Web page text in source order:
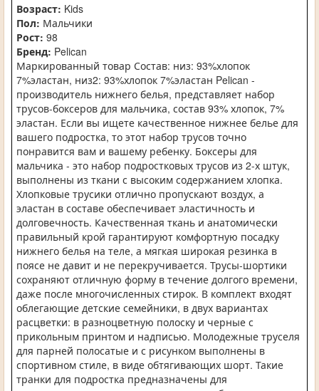
Возраст: Kids
Пол: Мальчики
Рост: 98
Бренд: Pelican
Маркированный товар Состав: низ: 93%хлопок
7%эластан, низ2: 93%хлопок 7%эластан Pelican -
производитель нижнего белья, представляет набор
трусов-боксеров для мальчика, состав 93% хлопок, 7%
эластан. Если вы ищете качественное нижнее белье для
вашего подростка, то этот набор трусов точно
понравится вам и вашему ребенку. Боксеры для
мальчика - это набор подростковых трусов из 2-х штук,
выполнены из ткани с высоким содержанием хлопка.
Хлопковые трусики отлично пропускают воздух, а
эластан в составе обеспечивает эластичность и
долговечность. Качественная ткань и анатомически
правильный крой гарантируют комфортную посадку
нижнего белья на теле, а мягкая широкая резинка в
поясе не давит и не перекручивается. Трусы-шортики
сохраняют отличную форму в течение долгого времени,
даже после многочисленных стирок. В комплект входят
облегающие детские семейники, в двух вариантах
расцветки: в разноцветную полоску и черные с
прикольным принтом и надписью. Молодежные труселя
для парней полосатые и с рисунком выполнены в
спортивном стиле, в виде обтягивающих шорт. Такие
транки для подростка предназначены для